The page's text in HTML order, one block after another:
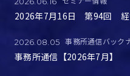
2026年7月16日 第94回 経
2026.08.05 事務所通信バック
事務所通信【2026年7月】